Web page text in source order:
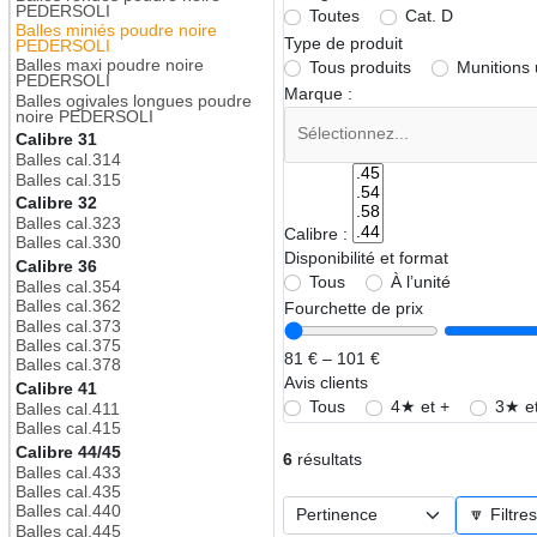
PEDERSOLI
Balles miniés poudre noire
PEDERSOLI
Balles maxi poudre noire
PEDERSOLI
Balles ogivales longues poudre
noire PEDERSOLI
Calibre 31
Balles cal.314
Balles cal.315
Calibre 32
Balles cal.323
Balles cal.330
Calibre 36
Balles cal.354
Balles cal.362
Balles cal.373
Balles cal.375
Balles cal.378
Calibre 41
Balles cal.411
Balles cal.415
Calibre 44/45
Balles cal.433
Balles cal.435
Balles cal.440
Balles cal.445
Toutes
Cat. D
Type de produit
Tous produits
Munitions
Marque :
Calibre :
Disponibilité et format
Tous
À l’unité
Fourchette de prix
81 € – 101 €
Avis clients
Tous
4★ et + 3★
6 résultats
🔽 Filtres